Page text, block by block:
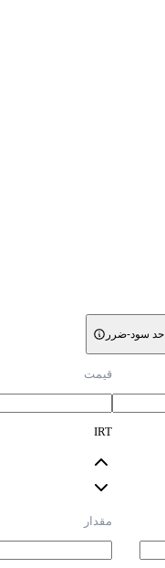
حد سود-ضرر
قیمت
IRT
مقدار